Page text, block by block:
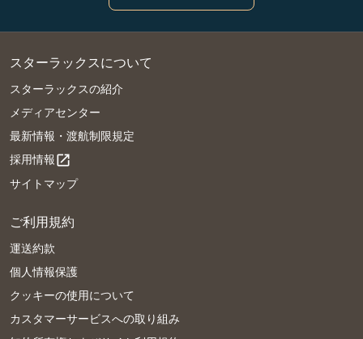
スターラックスについて
スターラックスの紹介
メディアセンター
最新情報・渡航制限規定
採用情報open_in_new
サイトマップ
ご利用規約
運送約款
個人情報保護
クッキーの使用について
カスタマーサービスへの取り組み